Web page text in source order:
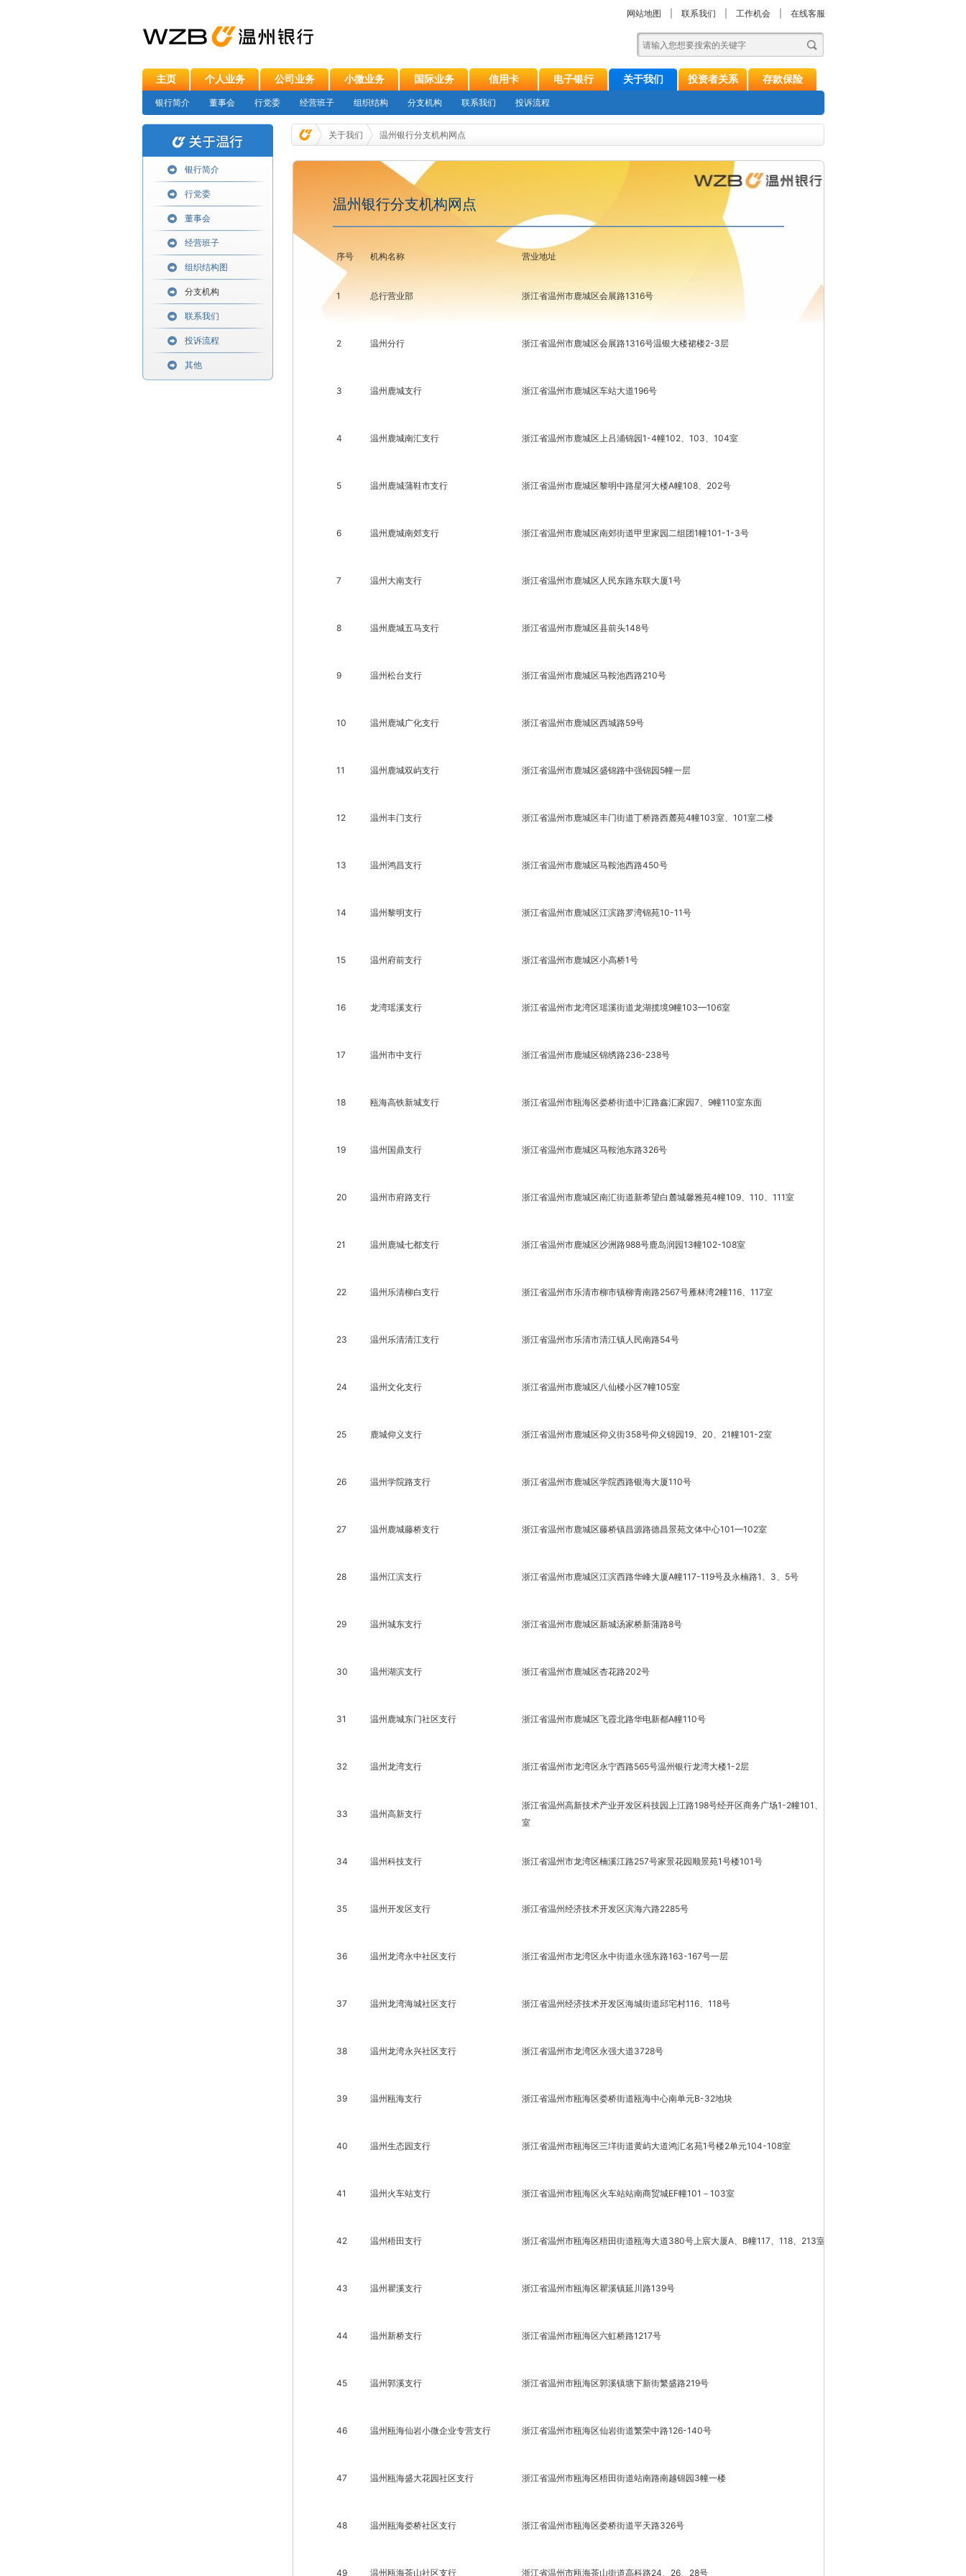
网站地图 联系我们 工作机会 在线客服
主页 个人业务 公司业务 小微业务 国际业务 信用卡 电子银行 关于我们 投资者关系 存款保险
银行简介 董事会 行党委 经营班子 组织结构 分支机构 联系我们 投诉流程
银行简介
行党委
董事会
经营班子
组织结构图
分支机构
联系我们
投诉流程
其他
关于我们 温州银行分支机构网点
温州银行分支机构网点
序号 机构名称 营业地址
1 总行营业部 浙江省温州市鹿城区会展路1316号
2 温州分行 浙江省温州市鹿城区会展路1316号温银大楼裙楼2-3层
3 温州鹿城支行 浙江省温州市鹿城区车站大道196号
4 温州鹿城南汇支行 浙江省温州市鹿城区上吕浦锦园1-4幢102、103、104室
5 温州鹿城蒲鞋市支行 浙江省温州市鹿城区黎明中路星河大楼A幢108、202号
6 温州鹿城南郊支行 浙江省温州市鹿城区南郊街道甲里家园二组团1幢101-1-3号
7 温州大南支行 浙江省温州市鹿城区人民东路东联大厦1号
8 温州鹿城五马支行 浙江省温州市鹿城区县前头148号
9 温州松台支行 浙江省温州市鹿城区马鞍池西路210号
10 温州鹿城广化支行 浙江省温州市鹿城区西城路59号
11 温州鹿城双屿支行 浙江省温州市鹿城区盛锦路中强锦园5幢一层
12 温州丰门支行 浙江省温州市鹿城区丰门街道丁桥路西麓苑4幢103室、101室二楼
13 温州鸿昌支行 浙江省温州市鹿城区马鞍池西路450号
14 温州黎明支行 浙江省温州市鹿城区江滨路罗湾锦苑10-11号
15 温州府前支行 浙江省温州市鹿城区小高桥1号
16 龙湾瑶溪支行 浙江省温州市龙湾区瑶溪街道龙湖揽境9幢103—106室
17 温州市中支行 浙江省温州市鹿城区锦绣路236-238号
18 瓯海高铁新城支行 浙江省温州市瓯海区娄桥街道中汇路鑫汇家园7、9幢110室东面
19 温州国鼎支行 浙江省温州市鹿城区马鞍池东路326号
20 温州市府路支行 浙江省温州市鹿城区南汇街道新希望白麓城馨雅苑4幢109、110、111室
21 温州鹿城七都支行 浙江省温州市鹿城区沙洲路988号鹿岛润园13幢102-108室
22 温州乐清柳白支行 浙江省温州市乐清市柳市镇柳青南路2567号雁林湾2幢116、117室
23 温州乐清清江支行 浙江省温州市乐清市清江镇人民南路54号
24 温州文化支行 浙江省温州市鹿城区八仙楼小区7幢105室
25 鹿城仰义支行 浙江省温州市鹿城区仰义街358号仰义锦园19、20、21幢101-2室
26 温州学院路支行 浙江省温州市鹿城区学院西路银海大厦110号
27 温州鹿城藤桥支行 浙江省温州市鹿城区藤桥镇昌源路德昌景苑文体中心101—102室
28 温州江滨支行 浙江省温州市鹿城区江滨西路华峰大厦A幢117-119号及永楠路1、3、5号
29 温州城东支行 浙江省温州市鹿城区新城汤家桥新蒲路8号
30 温州湖滨支行 浙江省温州市鹿城区杏花路202号
31 温州鹿城东门社区支行 浙江省温州市鹿城区飞霞北路华电新都A幢110号
32 温州龙湾支行 浙江省温州市龙湾区永宁西路565号温州银行龙湾大楼1-2层
33 温州高新支行
浙江省温州高新技术产业开发区科技园上江路198号经开区商务广场1-2幢101、201
室
34 温州科技支行 浙江省温州市龙湾区楠溪江路257号家景花园顺景苑1号楼101号
35 温州开发区支行 浙江省温州经济技术开发区滨海六路2285号
36 温州龙湾永中社区支行 浙江省温州市龙湾区永中街道永强东路163-167号一层
37 温州龙湾海城社区支行 浙江省温州经济技术开发区海城街道邱宅村116、118号
38 温州龙湾永兴社区支行 浙江省温州市龙湾区永强大道3728号
39 温州瓯海支行 浙江省温州市瓯海区娄桥街道瓯海中心南单元B-32地块
40 温州生态园支行 浙江省温州市瓯海区三垟街道黄屿大道鸿汇名苑1号楼2单元104-108室
41 温州火车站支行 浙江省温州市瓯海区火车站站南商贸城EF幢101－103室
42 温州梧田支行 浙江省温州市瓯海区梧田街道瓯海大道380号上宸大厦A、B幢117、118、213室
43 温州瞿溪支行 浙江省温州市瓯海区瞿溪镇延川路139号
44 温州新桥支行 浙江省温州市瓯海区六虹桥路1217号
45 温州郭溪支行 浙江省温州市瓯海区郭溪镇塘下新街繁盛路219号
46 温州瓯海仙岩小微企业专营支行 浙江省温州市瓯海区仙岩街道繁荣中路126-140号
47 温州瓯海盛大花园社区支行 浙江省温州市瓯海区梧田街道站南路南越锦园3幢一楼
48 温州瓯海娄桥社区支行 浙江省温州市瓯海区娄桥街道平天路326号
49 温州瓯海茶山社区支行 浙江省温州市瓯海茶山街道高科路24、26、28号